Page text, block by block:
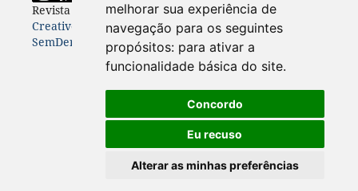
melhorar sua experiência de
navegação para os seguintes
propósitos: para ativar a
funcionalidade básica do site.
Concordo
Eu recuso
Alterar as minhas preferências
Revista Letrasestá licenciada com uma Licença
Creative Commons Atribuição-NãoComercial-
SemDerivações 4.0 Internacional .